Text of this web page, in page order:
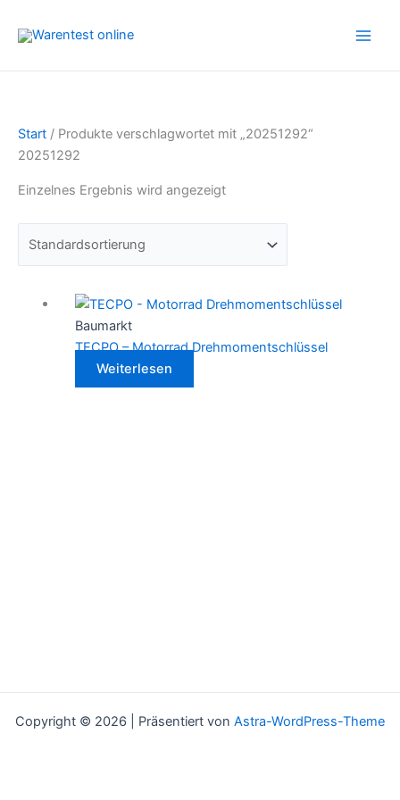
Inhalt
Start / Produkte verschlagwortet mit „20251292“
20251292
Einzelnes Ergebnis wird angezeigt
Baumarkt
TECPO – Motorrad Drehmomentschlüssel
Weiterlesen
Copyright © 2026 | Präsentiert von Astra-WordPress-Theme